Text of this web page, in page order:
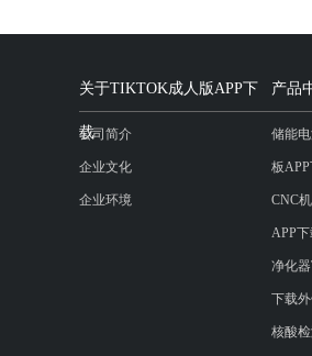
关于TIKTOK成人版APP下
载
公司简介
企业文化
企业环境
产品
储能
板
CNC
APP
净化
下载
核酸